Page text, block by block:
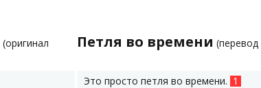
(оригинал
Петля во времени (перевод
Это просто петля во времени. 1